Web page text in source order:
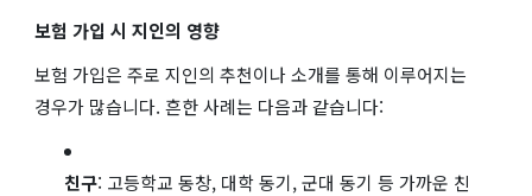
보험 가입 시 지인의 영향
보험 가입은 주로 지인의 추천이나 소개를 통해 이루어지는
경우가 많습니다. 흔한 사례는 다음과 같습니다:
친구: 고등학교 동창, 대학 동기, 군대 동기 등 가까운 친